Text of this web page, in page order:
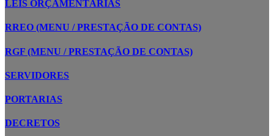
LEIS ORÇAMENTÁRIAS
RREO (MENU / PRESTAÇÃO DE CONTAS)
RGF (MENU / PRESTAÇÃO DE CONTAS)
SERVIDORES
PORTARIAS
DECRETOS